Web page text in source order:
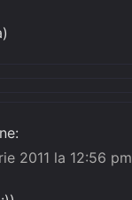
2011 la 12:56 pm